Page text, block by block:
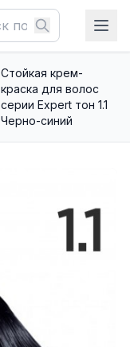
Стойкая крем-
краска для волос
серии Expert тон 1.1
Черно-синий